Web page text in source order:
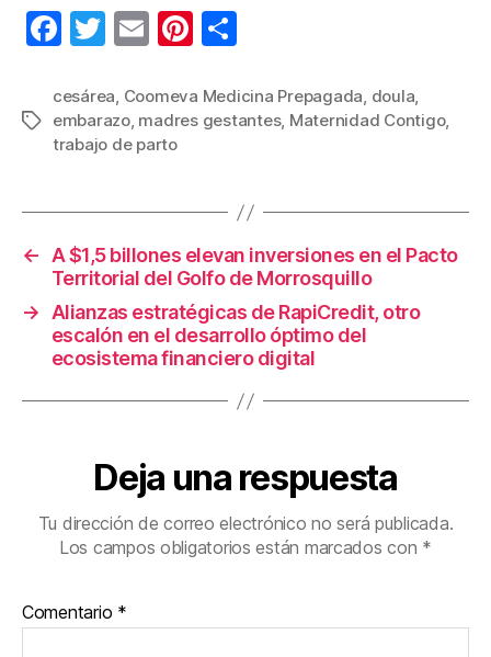
F
c
e
o
o
k
T
tt
er
E
ail
Pi
er
e
m
p
tir
Etiquetas
cesárea, Coomeva Medicina Prepagada, doula,
embarazo, madres gestantes, Maternidad Contigo,
trabajo de parto
←
A $1,5 billones elevan inversiones en el Pacto
Territorial del Golfo de Morrosquillo
→
Alianzas estratégicas de RapiCredit, otro
escalón en el desarrollo óptimo del
ecosistema financiero digital
Deja una respuesta
Tu dirección de correo electrónico no será publicada.
Los campos obligatorios están marcados con *
Comentario *